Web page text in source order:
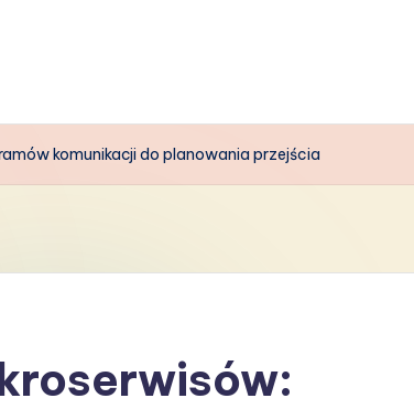
komunikacji do planowania przejścia